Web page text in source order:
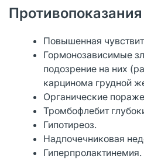
Противопоказания
Повышенная
Гормонозависимые
подозрение на них
карцинома грудной
Органические
Тромбофлебит
Гипотиреоз.
Надпочечниковая
Гиперпролактинемия.